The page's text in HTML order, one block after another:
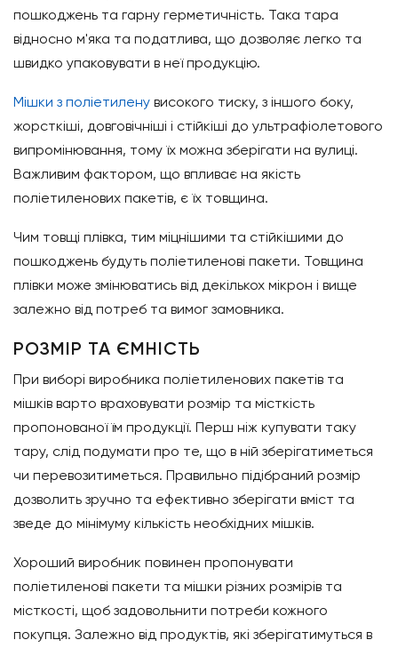
пошкоджень та гарну герметичність. Така тара
відносно м'яка та податлива, що дозволяє легко та
швидко упаковувати в неї продукцію.
Мішки з поліетилену високого тиску, з іншого боку,
жорсткіші, довговічніші і стійкіші до ультрафіолетового
випромінювання, тому їх можна зберігати на вулиці.
Важливим фактором, що впливає на якість
поліетиленових пакетів, є їх товщина.
Чим товщі плівка, тим міцнішими та стійкішими до
пошкоджень будуть поліетиленові пакети. Товщина
плівки може змінюватись від декількох мікрон і вище
залежно від потреб та вимог замовника.
РОЗМІР ТА ЄМНІСТЬ
При виборі виробника поліетиленових пакетів та
мішків варто враховувати розмір та місткість
пропонованої їм продукції. Перш ніж купувати таку
тару, слід подумати про те, що в ній зберігатиметься
чи перевозитиметься. Правильно підібраний розмір
дозволить зручно та ефективно зберігати вміст та
зведе до мінімуму кількість необхідних мішків.
Хороший виробник повинен пропонувати
поліетиленові пакети та мішки різних розмірів та
місткості, щоб задовольнити потреби кожного
покупця. Залежно від продуктів, які зберігатимуться в